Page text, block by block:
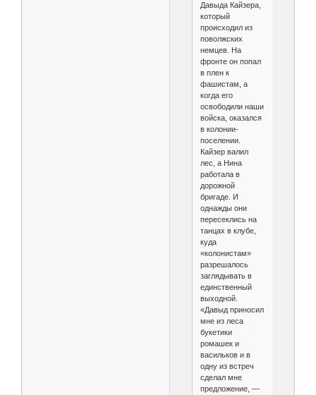
Давыда Кайзера,
который
происходил из
поволжских
немцев. На
фронте он попал
в плен к
фашистам, а
когда его
освободили наши
войска, оказался
в колонии­
поселении.
Кайзер валил
лес, а Нина
работала в
дорожной
бригаде. И
однажды они
пересеклись на
танцах в клубе,
куда
«колонистам»
разрешалось
заглядывать в
единственный
выходной.
«Давыд приносил
мне из леса
букетики
ромашек и
васильков и в
одну из встреч
сделал мне
предложение, —